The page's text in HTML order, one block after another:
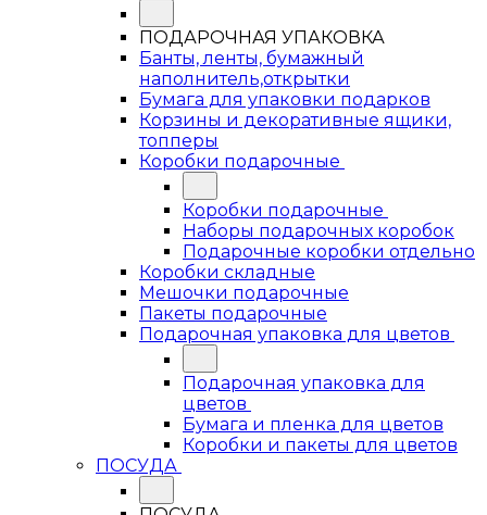
ПОДАРОЧНАЯ УПАКОВКА
Банты, ленты, бумажный
наполнитель,открытки
Бумага для упаковки подарков
Корзины и декоративные ящики,
топперы
Коробки подарочные
Коробки подарочные
Наборы подарочных коробок
Подарочные коробки отдельно
Коробки складные
Мешочки подарочные
Пакеты подарочные
Подарочная упаковка для цветов
Подарочная упаковка для
цветов
Бумага и пленка для цветов
Коробки и пакеты для цветов
ПОСУДА